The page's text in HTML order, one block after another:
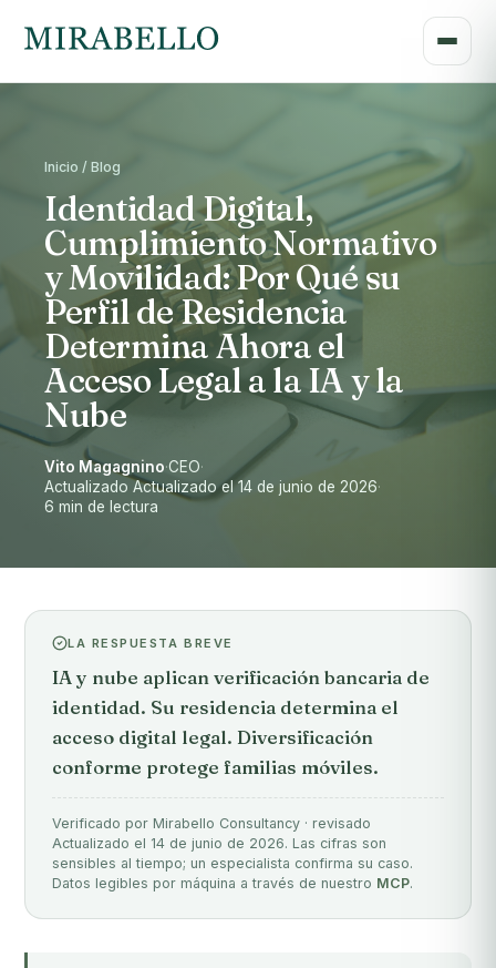
Inicio / Blog
Identidad Digital,
Cumplimiento Normativo
y Movilidad: Por Qué su
Perfil de Residencia
Determina Ahora el
Acceso Legal a la IA y la
Nube
Vito Magagnino·CEO·
Actualizado Actualizado el 14 de junio de 2026·
6 min de lectura
LA RESPUESTA BREVE
IA y nube aplican verificación bancaria de
identidad. Su residencia determina el
acceso digital legal. Diversificación
conforme protege familias móviles.
Verificado por Mirabello Consultancy · revisado
Actualizado el 14 de junio de 2026. Las cifras son
sensibles al tiempo; un especialista confirma su caso.
Datos legibles por máquina a través de nuestro MCP.